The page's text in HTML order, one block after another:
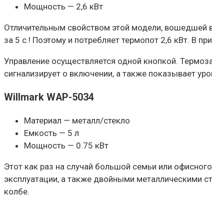
Мощность — 2,6 кВт
Отличительным свойством этой модели, вошедшей
за 5 с.! Поэтому и потребляет термопот 2,6 кВт. В
Управление осуществляется одной кнопкой.
сигнализирует о включении, а также показывает
Willmark WAP-5034
Материал — металл/стекло
Емкость — 5 л
Мощность — 0.75 кВт
Этот как раз на случай большой семьи или
эксплуатации, а также двойными металлическими
колбе.